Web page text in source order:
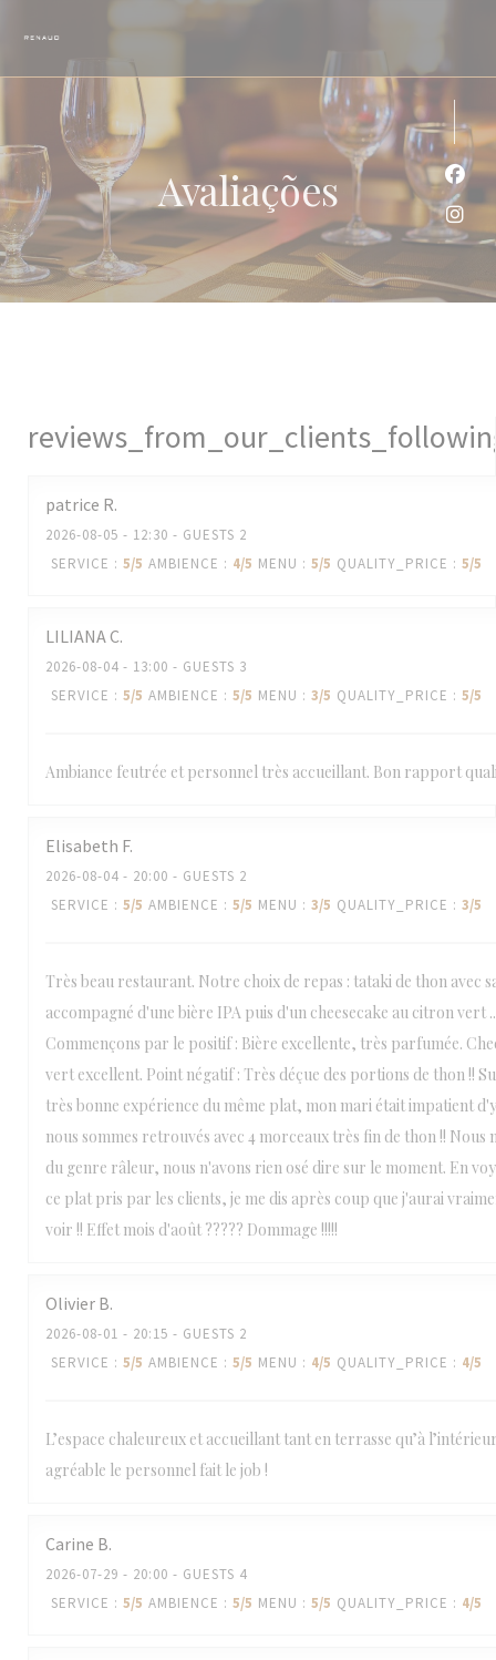
Avaliações
patrice R
2026-08-05 - 12:30 - GUESTS 2
SERVICE : 5/5 AMBIENCE : 4/5 MENU : 5/5 QUALITY_PRICE : 5/5
LILIANAC
2026-08-04 - 13:00 - GUESTS 3
SERVICE : 5/5 AMBIENCE : 5/5 MENU : 3/5 QUALITY_PRICE : 5/5
Ambiance feutrée et personnel très accueillant. Bon rapport
Elisabeth F
2026-08-04 - 20:00 - GUESTS 2
SERVICE : 5/5 AMBIENCE : 5/5 MENU : 3/5 QUALITY_PRICE : 3/5
Très beau restaurant. Notre choix de repas : tataki de thon avec
accompagné d'une bière IPA puis d'un cheesecake au citron vert
Commençons par le positif : Bière excellente, très parfumée.
vert excellent. Point négatif : Très déçue des portions de thon !!
très bonne expérience du même plat, mon mari était impatient
nous sommes retrouvés avec 4 morceaux très fin de thon !! Nous
du genre râleur, nous n'avons rien osé dire sur le moment. En
ce plat pris par les clients, je me dis après coup que j'aurai
voir !! Effet mois d'août ????? Dommage !!!!!
Olivier B
2026-08-01 - 20:15 - GUESTS 2
SERVICE : 5/5 AMBIENCE : 5/5 MENU : 4/5 QUALITY_PRICE : 4/5
L’espace chaleureux et accueillant tant en terrasse qu’à
agréable le personnel fait le job !
Carine B
2026-07-29 - 20:00 - GUESTS 4
SERVICE : 5/5 AMBIENCE : 5/5 MENU : 5/5 QUALITY_PRICE : 4/5